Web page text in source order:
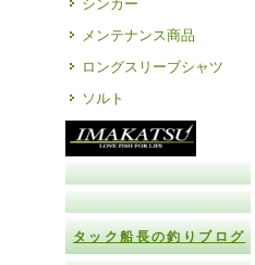
シンカー
メンテナンス商品
ロングスリーブシャツ
ソルト
タック船長の釣りブログ